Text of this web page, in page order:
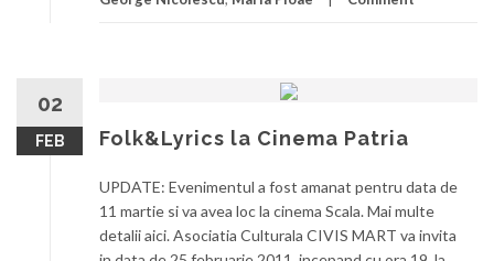
02
FEB Folk&Lyrics la Cinema Patria
UPDATE: Evenimentul a fost amanat pentru data de
11 martie si va avea loc la cinema Scala. Mai multe
detalii aici. Asociatia Culturala CIVIS MART va invita